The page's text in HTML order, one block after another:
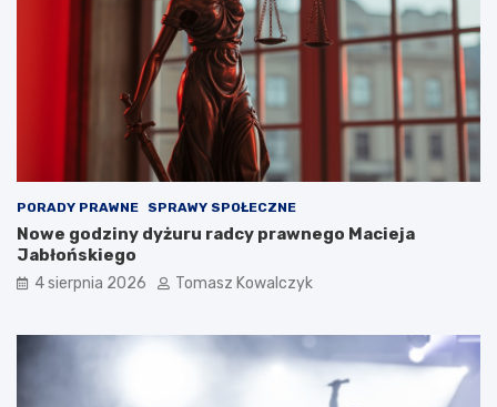
PORADY PRAWNE SPRAWY SPOŁECZNE
Nowe godziny dyżuru radcy prawnego Macieja
Jabłońskiego
4 sierpnia 2026 Tomasz Kowalczyk